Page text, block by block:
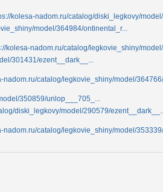
kolesa-nadom.ru/catalog/diski_legkovy/
model/364984/ontinental_r...
kolesa-nadom.ru/catalog/legkovie_shiny/
301431/ezent__dark__...
nadom.ru/catalog/legkovie_shiny/model/364766/
350859/unlop___705_...
diski_legkovy/model/290579/ezent__dark__...
nadom.ru/catalog/legkovie_shiny/model/353339/